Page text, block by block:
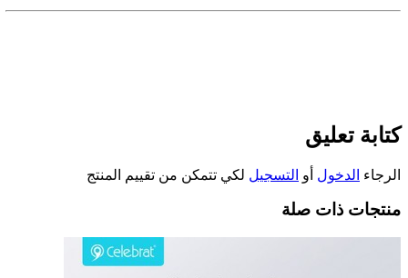
كتابة تعليق
الرجاء الدخول أو التسجيل لكي تتمكن من تقييم المنتج
منتجات ذات صلة